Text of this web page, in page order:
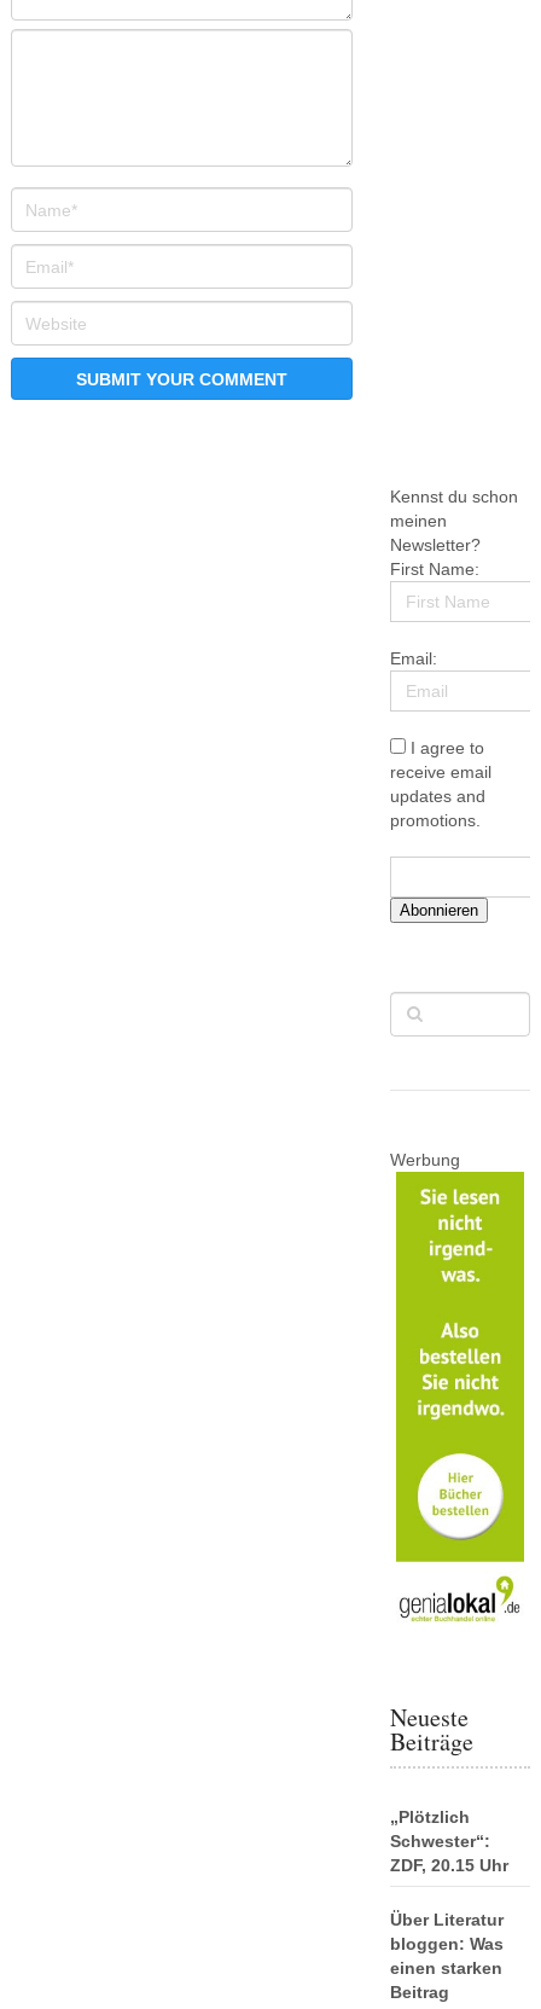
Kennst du schon
meinen
Newsletter?
First Name:
Email:
I agree to
receive email
updates and
promotions.
Abonnieren
Werbung
Neueste
Beiträge
„Plötzlich
Schwester“:
ZDF, 20.15 Uhr
Über Literatur
bloggen: Was
einen starken
Beitrag